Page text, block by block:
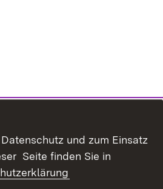
Barrierefreiheit
Impressum
und zum Einsatz
Seite finden Sie in